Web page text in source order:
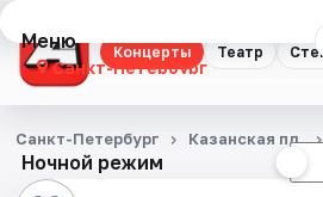
Концерты Театр
Меню
Санкт-Петербург
Концерты
Театр
Ночной режим
Санкт-Петербург Казанская пл.